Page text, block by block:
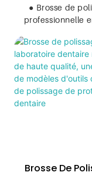
Dentaire -
● Brosse de
professionnelle
indispensable
perfectionner
ongles.
● Cette brosse
qualité est
exfolier et polir
avant
Brosse De